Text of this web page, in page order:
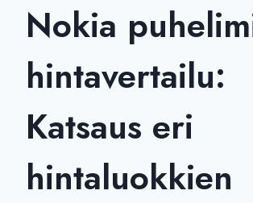
Nokia
hintavertailu:
Katsaus eri
hintaluokkien